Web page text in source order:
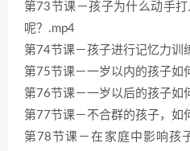
第73节课－孩子为什么动手
呢？.mp4
第74节课－孩子进行记忆力训
第75节课－一岁以内的孩子如
第76节课－一岁以后的孩子如
第77节课－不合群的孩子，如
第78节课－在家庭中影响孩